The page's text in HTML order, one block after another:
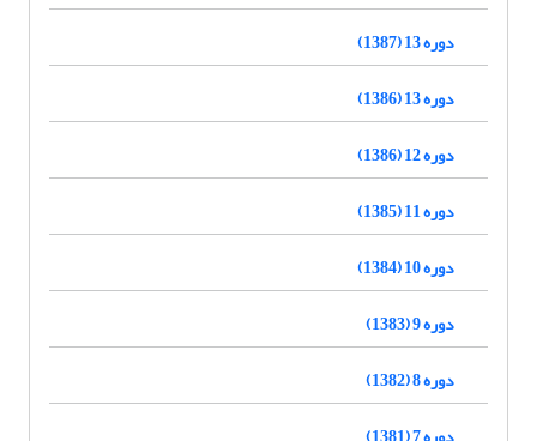
دوره 13 (1387)
دوره 13 (1386)
دوره 12 (1386)
دوره 11 (1385)
دوره 10 (1384)
دوره 9 (1383)
دوره 8 (1382)